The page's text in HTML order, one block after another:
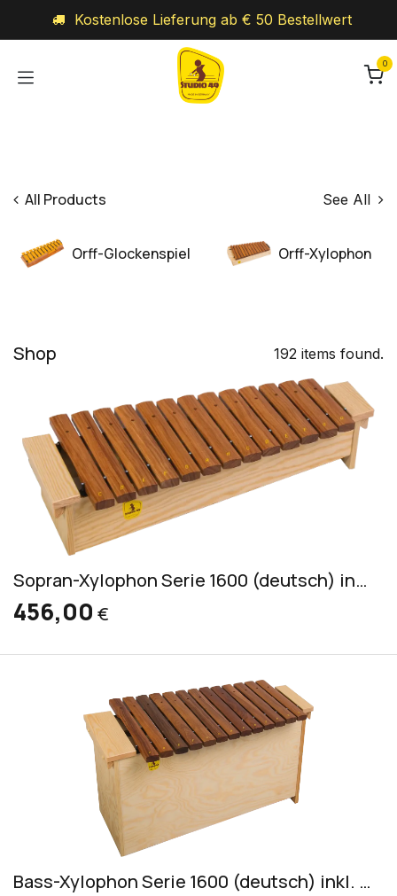
Kostenlose Lieferung ab € 50 Bestellwert
0
All Products See All
Orff-Glockenspiel Orff-Xylophon
Shop 192 items found.
Sopran-Xylophon Serie 1600 (deutsch) inkl.2 Schlägel S 5
456,00 €
Bass-Xylophon Serie 1600 (deutsch) inkl. 2 Schlägel S 7